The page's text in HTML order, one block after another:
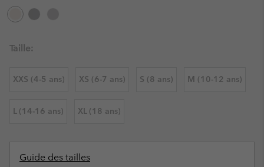
Taille:
XXS (4-5 ans) XS (6-7 ans) S (8 ans) M (10-12 ans)
L (14-16 ans) XL (18 ans)
Guide des tailles